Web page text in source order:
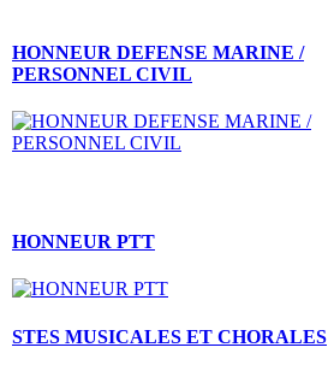
HONNEUR DEFENSE MARINE /
PERSONNEL CIVIL
HONNEUR PTT
STES MUSICALES ET CHORALES
6.00 €
EXCEPTIONNELS argent